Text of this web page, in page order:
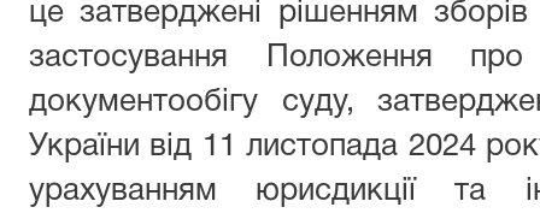
це затверджені рішенням
застосування Положення про
документообігу суду,
України від 11 листопада 2024
урахуванням юрисдикції та